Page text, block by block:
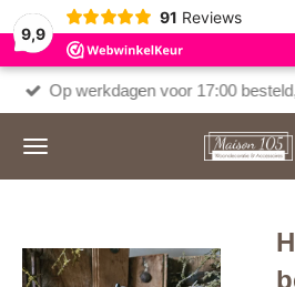
9,9
91 Reviews
Op werkdagen voor 17:00